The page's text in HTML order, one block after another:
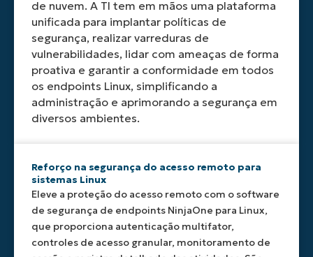
Linux
num
painel
centralizado.
Relatórios
detalhados
fornecem
permitindo
a
tomada
de
decisões
informadas
segurança
nos
seus
endpoints
Linux.
Automatize
tarefas
padronize
o
gerenciamento
de
endpoints
para
maximizar
orquestrar
fluxos
de
trabalho
de
segurança
de
para
se
concentrar
em
iniciativas
evolução
das
necessidades
de
infraestrutura.
O
pode
implantado
em
máquinas
locais
e
(CentOS,
Ubuntu,
etc.).
patches,
a
fluxos
trabalho
de
de nuvem. A TI tem em mãos uma plataforma
unificada para implantar políticas de
segurança, realizar varreduras de
vulnerabilidades, lidar com ameaças de forma
proativa e garantir a conformidade em todos
os endpoints Linux, simplificando a
administração e aprimorando a segurança em
diversos ambientes.
Reforço na segurança do acesso remoto para
sistemas Linux
Eleve a proteção do acesso remoto com o software
de segurança de endpoints NinjaOne para Linux,
que proporciona autenticação multifator,
controles de acesso granular, monitoramento de